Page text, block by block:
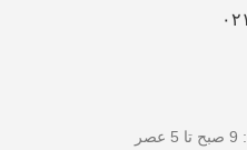
: 9 صبح تا 5 عصر